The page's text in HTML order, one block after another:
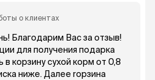
о клиентах
Благодарим Вас за отзыв!
для получения подарка
корзину сухой корм от 0,8
ниже. Далее rорзина